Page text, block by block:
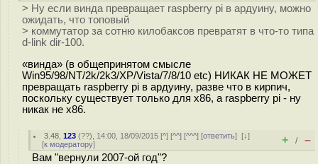
> Ну если винда превращает raspberry pi в ардуину, можно
ожидать, что топовый
> коммутатор за сотню килобаксов превратят в что-то типа
d-link dir-100.
«винда» (в общепринятом смысле
Win95/98/NT/2k/2k3/XP/Vista/7/8/10 etc) НИКАК НЕ МОЖЕТ
превращать raspberry pi в ардуину, разве что в кирпич,
поскольку существует только для x86, а raspberry pi - ну
никак не x86.
3.48 ,123 (??), 14:00, 18/09/2015 [^] [^^] [^^^] [ответить][↓]
[к модератору] + / –
Вам "вернули 2007-ой год"?